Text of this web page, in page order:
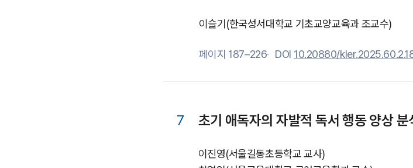
이슬기 (한국성서대학교 기초교양교육과 조교수)
페이지 187–226 DOI 10.20880/
7 초기 애독자의 자발적 독서 행동 양상
이진영(서울길동초등학교 교사)